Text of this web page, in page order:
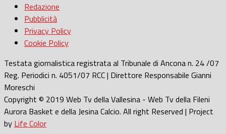
Redazione
Pubblicità
Privacy Policy
Cookie Policy
Testata giornalistica registrata al Tribunale di Ancona n. 24 /07
Reg. Periodici n. 4051/07 RCC | Direttore Responsabile Gianni
Moreschi
Copyright © 2019 Web Tv della Vallesina - Web Tv della Fileni
Aurora Basket e della Jesina Calcio. All right Reserved | Project
by Life Color